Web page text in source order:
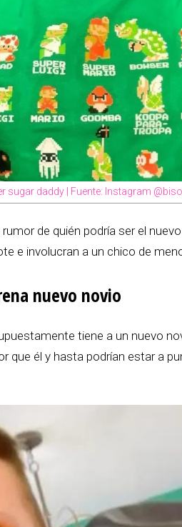
sugar daddy | Fuente: Instagram
de quién podría ser el
e involucran a un chico de
nuevo novio
tiene a un nuevo
que él y hasta podrían estar a